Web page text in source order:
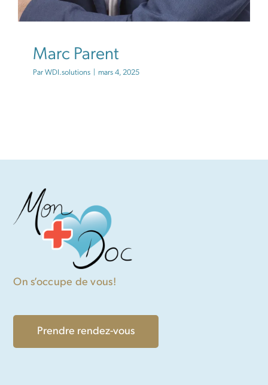
Marc Parent
Par WDI.solutions mars 4, 2025
On s’occupe de vous!
Prendre rendez-vous